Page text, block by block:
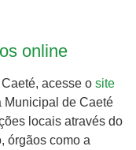
online
acesse o site
Municipal de Caeté
locais através do
órgãos como a